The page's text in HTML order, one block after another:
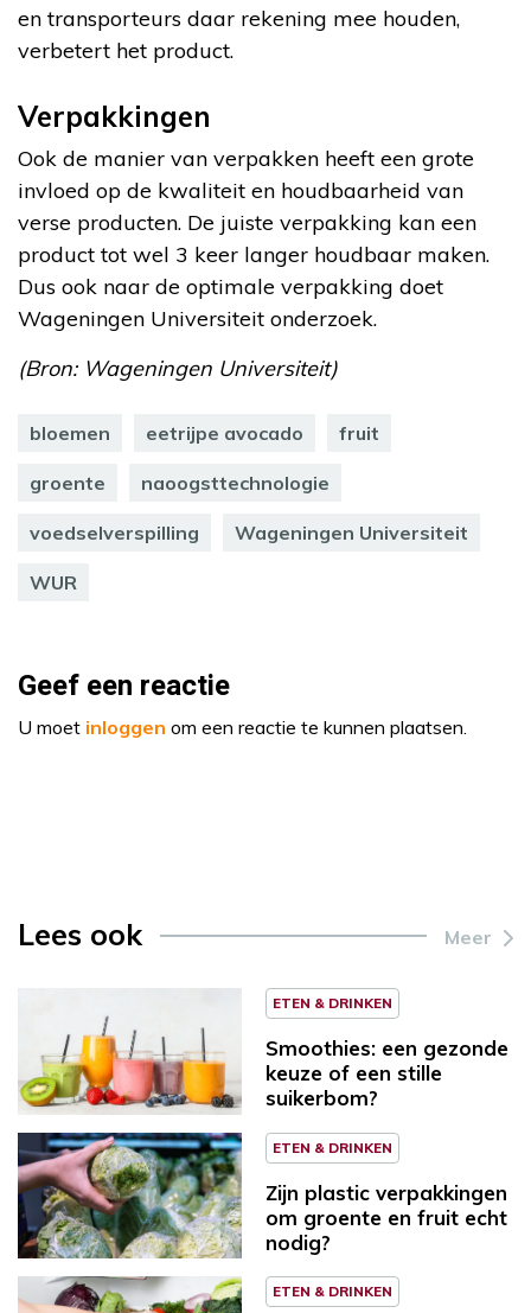
en transporteurs daar rekening mee houden,
verbetert het product.
Verpakkingen
Ook de manier van verpakken heeft een grote
invloed op de kwaliteit en houdbaarheid van
verse producten. De juiste verpakking kan een
product tot wel 3 keer langer houdbaar maken.
Dus ook naar de optimale verpakking doet
Wageningen Universiteit onderzoek.
(Bron: Wageningen Universiteit)
bloemen eetrijpe avocado fruit
groente naoogsttechnologie
voedselverspilling Wageningen Universiteit
WUR
Geef een reactie
U moet inloggen om een reactie te kunnen plaatsen.
Lees ook Meer
ETEN & DRINKEN
Smoothies: een gezonde
keuze of een stille
suikerbom?
ETEN & DRINKEN
Zijn plastic verpakkingen
om groente en fruit echt
nodig?
ETEN & DRINKEN